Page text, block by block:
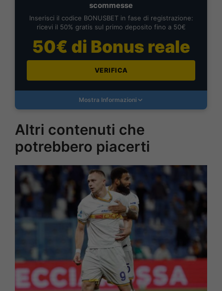
scommesse
Inserisci il codice BONUSBET in fase di registrazione:
ricevi il 50% gratis sul primo deposito fino a 50€
50€ di Bonus reale
VERIFICA
Mostra Informazioni
Altri contenuti che
potrebbero piacerti